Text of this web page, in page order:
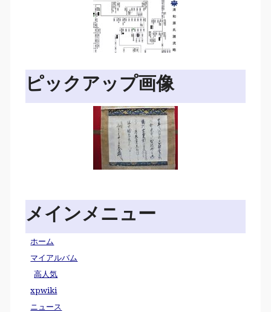
ピックアップ画像
メインメニュー
ホーム
マイアルバム
高人気
xpwiki
ニュース